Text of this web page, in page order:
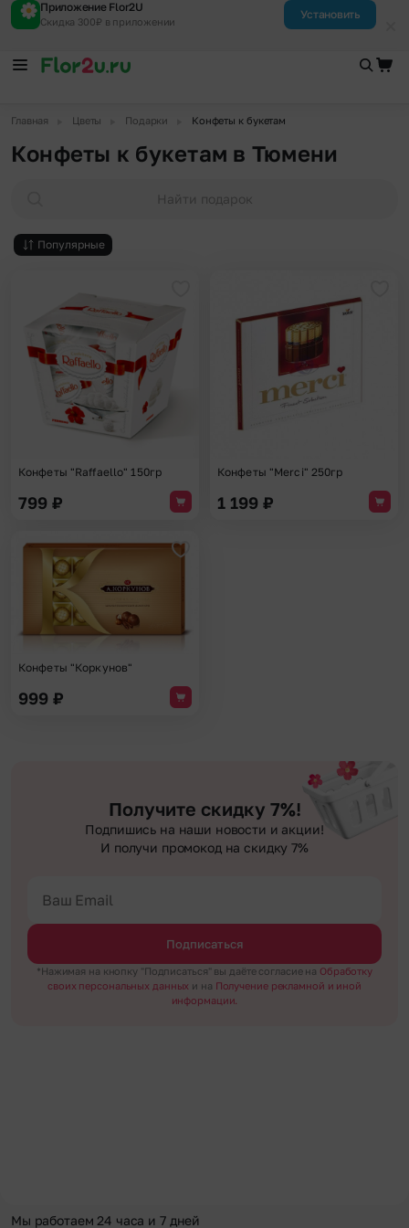
Приложение Flor2U
Скидка 300₽ в приложении
Установить
Главная Цветы Подарки Конфеты к букетам
Конфеты к букетам в Тюмени
Найти подарок
Популярные
Добавить в избранное
Конфеты "Raffaello" 150гр
799 ₽
Конфеты "Merci" 250гр
1 199 ₽
Конфеты "Коркунов"
999 ₽
Получите скидку 7%!
Подпишись на наши новости и акции!
И получи промокод на скидку 7%
Подписаться
*Нажимая на кнопку "Подписаться" вы даёте согласие на Обработку
своих персональных данных и на Получение рекламной и иной
информации.
Мы работаем 24 часа и 7 дней